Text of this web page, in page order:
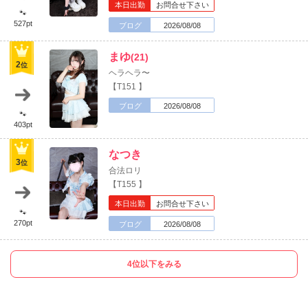
🐾
527pt
本日出勤 お問合せ下さい
ブログ 2026/08/08
2位
🐾
403pt
まゆ(21)
ヘラヘラ〜
【T151 】
ブログ 2026/08/08
3位
🐾
270pt
なつき
合法ロリ
【T155 】
本日出勤 お問合せ下さい
ブログ 2026/08/08
4位以下をみる